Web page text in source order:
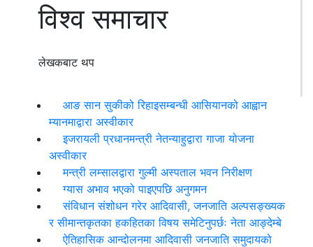
विश्व समाचार
लेखकबाट थप
आङ सान सुकीको रिहाइसम्बन्धी आसियानको आह्वान
म्यानमाद्वारा अस्वीकार
इजरायली प्रधानमन्त्री नेतन्याहुद्वारा गाजा योजना
अस्वीकार
मन्त्री लम्सालद्वारा गुल्मी अस्पताल भवन निरीक्षण
ग्यास अभाव भएको पाइएपछि अनुगमन
संविधान संशोधन गरेर आदिवासी, जनजाति अल्पसङ्ख्यक
र सीमान्तकृतका हकहितका विषय समेटिनुपर्छः नेता आङ्देम्बे
ऐतिहासिक आन्दोलनमा आदिवासी जनजाति समुदायको